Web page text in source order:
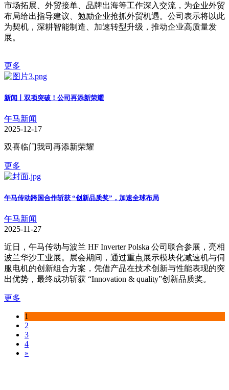
市场拓展、外贸接单、品牌出海等工作深入交流，为企业外贸
布局给出指导建议、勉励企业抢抓外贸机遇。公司表示将以此
为契机，深耕智能制造、加速转型升级，推动企业高质量发
展。
更多
新闻丨双项突破！公司再添新荣耀
午马新闻
2025-12-17
双喜临门我司再添新荣耀
更多
午马传动跨国合作斩获 “创新品质奖”，加速全球布局
午马新闻
2025-11-27
近日，午马传动与波兰 HF Inverter Polska 公司联合参展，亮相
波兰华沙工业展。展会期间，通过重点展示模块化减速机与伺
服电机的创新组合方案，凭借产品在技术创新与性能表现的突
出优势，最终成功斩获 “Innovation & quality”创新品质奖。
更多
1
2
3
4
»